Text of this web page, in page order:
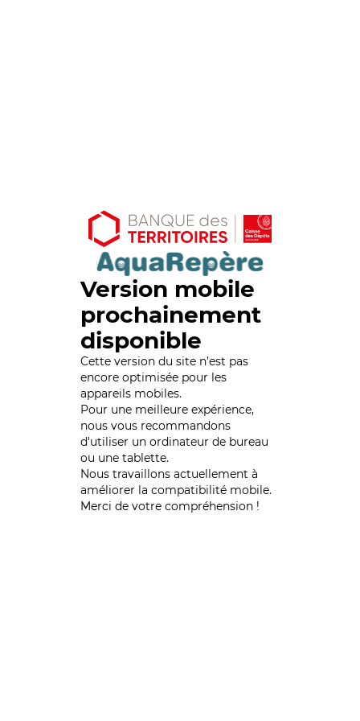
Version mobile
prochainement
disponible
Cette version du site n’est pas
encore optimisée pour les
appareils mobiles.
Pour une meilleure expérience,
nous vous recommandons
d'utiliser un ordinateur de bureau
ou une tablette.
Nous travaillons actuellement à
améliorer la compatibilité mobile.
Merci de votre compréhension !